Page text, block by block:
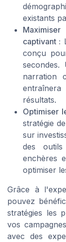
existants
captivant :
conçu
secondes.
narration
résultats.
Optimiser
stratégie
sur
des
enchères
optimiser
Grâce à
pouvez
stratégies les
vos
avec des